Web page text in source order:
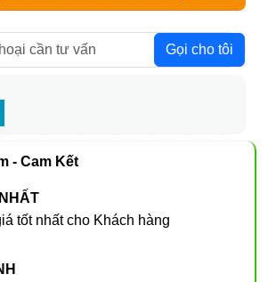
Gọi cho tôi
- Cam Kết
tốt nhất cho Khách hàng